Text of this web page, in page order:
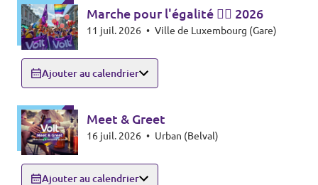
Marche pour l'égalité 🏳️‍🌈 2026
11 juil. 2026 • Ville de Luxembourg (Gare)
Ajouter au calendrier
Meet & Greet
16 juil. 2026 • Urban (Belval)
Ajouter au calendrier